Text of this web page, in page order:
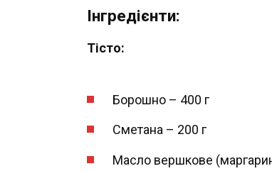
Інгредієнти:
Тісто:
Борошно – 400 г
Сметана – 200 г
Масло вершкове